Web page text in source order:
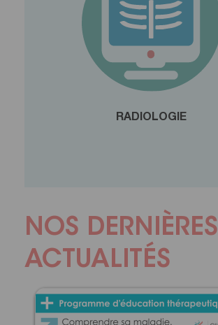
RADIOLOGIE
NOS DERNIÈRES
ACTUALITÉS